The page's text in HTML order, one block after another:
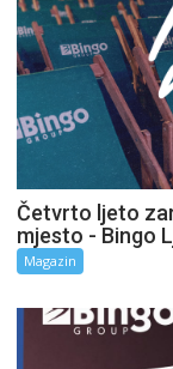
Četvrto ljeto
mjesto - Bingo
Magazin